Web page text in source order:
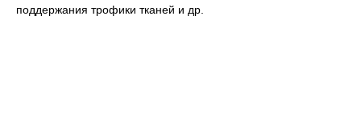
поддержания трофики тканей и др.